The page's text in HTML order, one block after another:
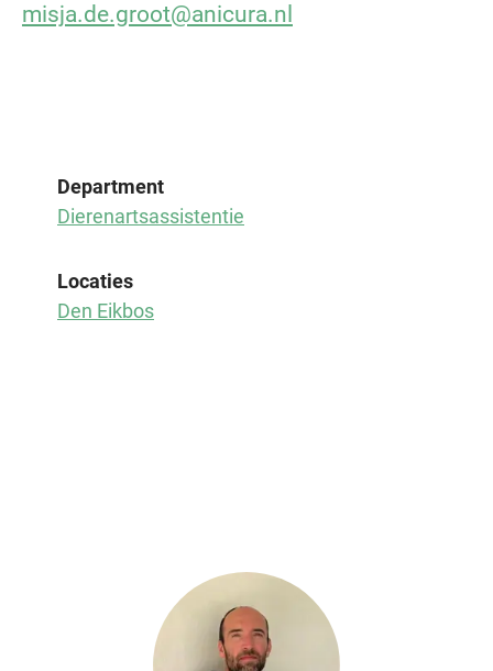
misja.de.groot@anicura.nl
Department
Dierenartsassistentie
Locaties
Den Eikbos